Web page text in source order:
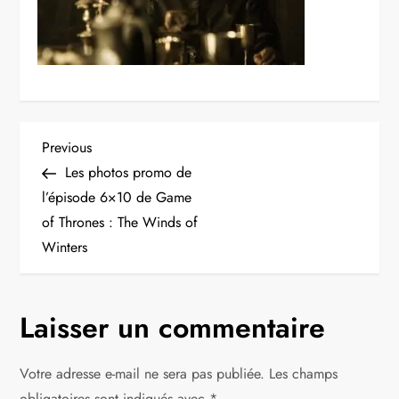
N
a
v
g
a
Previous
Post
Previous
Les photos promo de
l’épisode 6×10 de Game
of Thrones : The Winds of
Winters
Laisser un commentaire
Votre adresse e-mail ne sera pas publiée. Les champs